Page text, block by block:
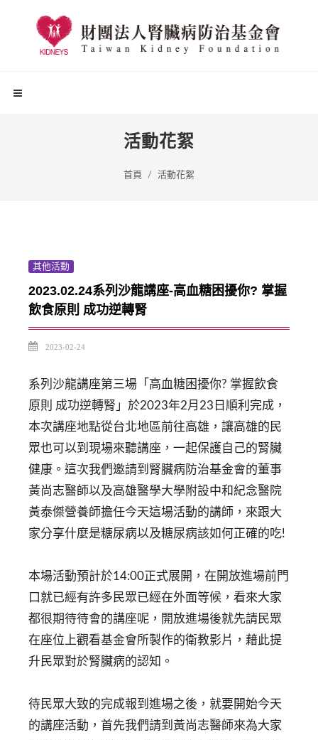
活動花絮
首頁 活動花絮
其他活動
2023.02.24系列沙龍講座-高血糖困擾你? 掌握
飲食原則 成功逆轉腎
2023-02-24
系列沙龍講座第三場「高血糖困擾你? 掌握飲食
原則 成功逆轉腎」於2023年2月23日順利完成，
本次講座地點從台北地區前往高雄，讓高雄的民
眾也可以到現場來聽講座，一起保護自己的腎臟
健康。這次我們邀請到腎臟病防治基金會的董事
黃尚志醫師以及高雄醫學大學附設中和紀念醫院
黃泰傑營養師擔任今天這場活動的講師，來跟大
家分享什麼是糖尿病以及糖尿病該如何正確的吃!
本場活動預計於14:00正式展開，在開放進場前門
口就已經有許多民眾已經在外面等候，看來大家
都很期待待會的講座呢，開放進場後就先請民眾
在座位上觀看基金會所製作的衛教影片，藉此提
升民眾對於腎臟病的認知。
待民眾大致的完成報到進場之後，就要開始今天
的講座活動，首先我們請到黃尚志醫師來為大家